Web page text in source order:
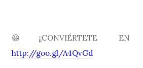
😃¡¡CONVIÉRTETE
http://goo.gl/A4QvGd